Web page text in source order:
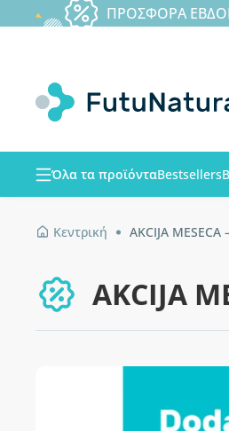
ΠΡΟΣΦΟΡΑ
Όλα τα προϊόνταBestsellers
Κεντρική AKCIJA
AKCIJA